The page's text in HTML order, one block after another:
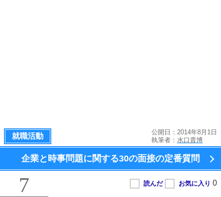
就職活動
公開日：2014年8月1日
執筆者： 水口貴博
企業と時事問題に関する30の面接の定番質問
7